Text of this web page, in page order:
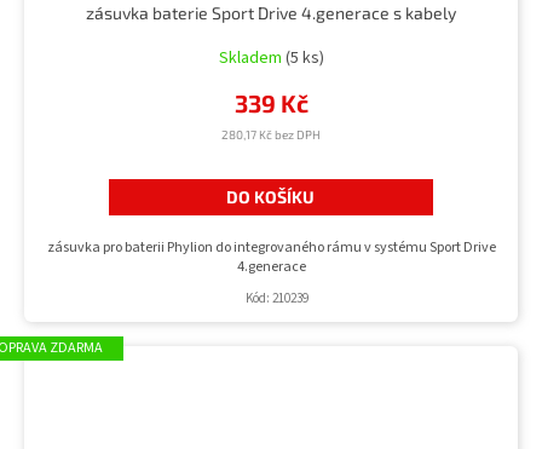
zásuvka baterie Sport Drive 4.generace s kabely
Skladem (5 ks)
280,17 Kč bez DPH
339 Kč
DO KOŠÍKU
zásuvka pro baterii Phylion do integrovaného rámu v systému Sport Drive
4.generace
Kód: 210239
ZDARMA